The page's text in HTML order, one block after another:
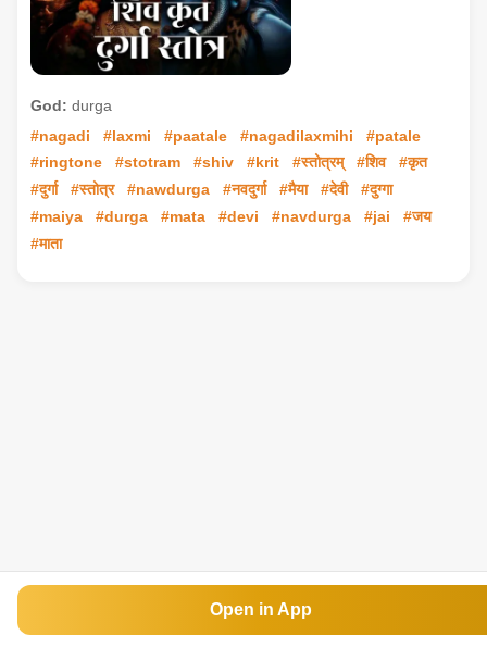
God: durga
#nagadi
#laxmi #paatale #nagadilaxmihi
#patale
#ringtone
#stotram #shiv #krit #स्तोत्रम् #शिव
#कृत
#दुर्गा
#स्तोत्र #nawdurga #नवदुर्गा #मैया #देवी
#दुग्गा
#maiya
#durga #mata #devi #navdurga #jai
#जय
#माता
Open in App